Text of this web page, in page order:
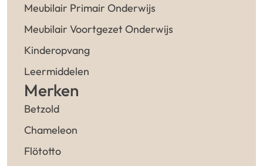
Meubilair Primair Onderwijs
Meubilair Voortgezet Onderwijs
Kinderopvang
Leermiddelen
Merken
Betzold
Chameleon
Flötotto